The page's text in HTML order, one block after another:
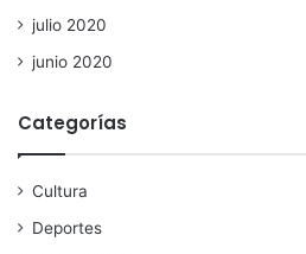
julio 2020
junio 2020
Categorías
Cultura
Deportes